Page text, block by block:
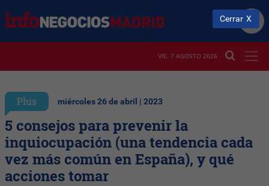
VIE. 7 AGOSTO 2026
Plus miércoles 26 de abril | 2023
5 consejos para prevenir la
inquiocupación (una tendencia cada
vez más común en España), y qué
acciones tomar
Cerrar